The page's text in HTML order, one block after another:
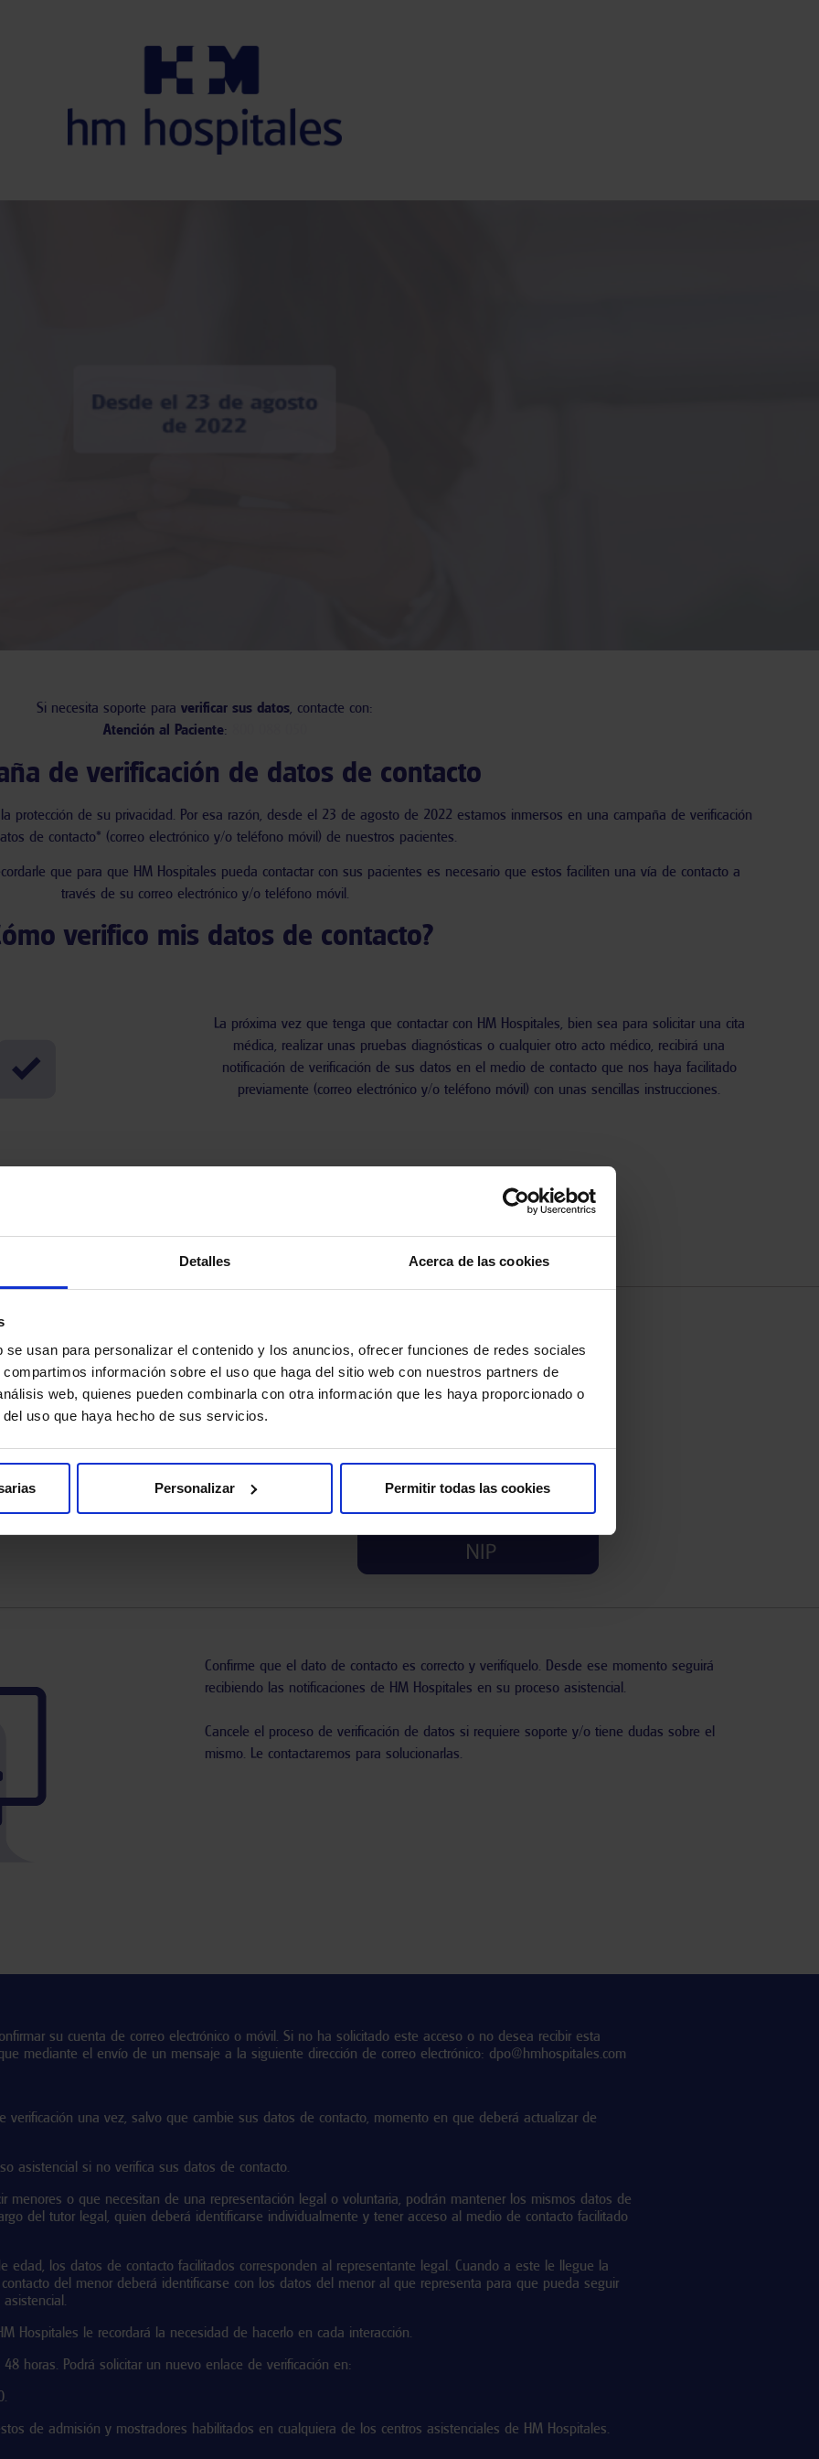
Detalles Acerca de las cookies
usan para personalizar el contenido y los anuncios, ofrecer funciones de redes sociales
información sobre el uso que haga del sitio web con nuestros partners de
web, quienes pueden combinarla con otra información que les haya proporcionado o
uso que haya hecho de sus servicios.
Personalizar Permitir todas las cookies
Si necesita soporte para verificar sus datos, contacte con:
Atención al Paciente:
de verificación de datos de contacto
protección de su privacidad. Por esa razón, desde el 23 de agosto de 2022 estamos inmersos en una campaña de verificación
de contacto* (correo electrónico y/o teléfono móvil) de nuestros pacientes.
que para que HM Hospitales pueda contactar con sus pacientes es necesario que estos faciliten una vía de contacto a
través de su correo electrónico y/o teléfono móvil.
verifico mis datos de contacto?
La próxima vez que tenga que contactar con HM Hospitales, bien sea para solicitar una cita
médica, realizar unas pruebas diagnósticas o cualquier otro acto médico, recibirá una
notificación de verificación de sus datos en el medio de contacto que nos haya facilitado
previamente (correo electrónico y/o teléfono móvil) con unas sencillas instrucciones.
de nacimiento y NIP. El
en el email o SMS
el menor de edad,
de Identificación del
Confirme que el dato de contacto es correcto y verifíquelo. Desde ese momento seguirá
recibiendo las notificaciones de HM Hospitales en su proceso asistencial.
Cancele el proceso de verificación de datos si requiere soporte y/o tiene dudas sobre el
mismo. Le contactaremos para solucionarlas.
su cuenta de correo electrónico o móvil. Si no ha solicitado este acceso o no desea recibir esta
mediante el envío de un mensaje a la siguiente dirección de correo electrónico: dpo@hmhospitales.com
verificación una vez, salvo que cambie sus datos de contacto, momento en que deberá actualizar de
asistencial si no verifica sus datos de contacto.
menores o que necesitan de una representación legal o voluntaria, podrán mantener los mismos datos de
del tutor legal, quien deberá identificarse individualmente y tener acceso al medio de contacto facilitado
edad, los datos de contacto facilitados corresponden al representante legal. Cuando a este le llegue la
del menor deberá identificarse con los datos del menor al que representa para que pueda seguir
Hospitales le recordará la necesidad de hacerlo en cada interacción.
horas. Podrá solicitar un nuevo enlace de verificación en:
de admisión y mostradores habilitados en cualquiera de los centros asistenciales de HM Hospitales.